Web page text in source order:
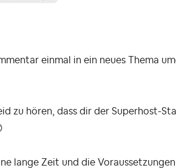
einmal in ein neues Thema
zu hören, dass dir der Superhost-
lange Zeit und die